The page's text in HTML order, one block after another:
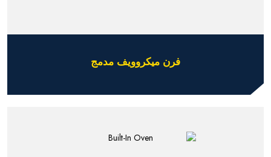
فرن ميكروويف مدمج